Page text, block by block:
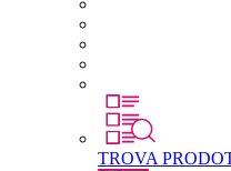
TROVA